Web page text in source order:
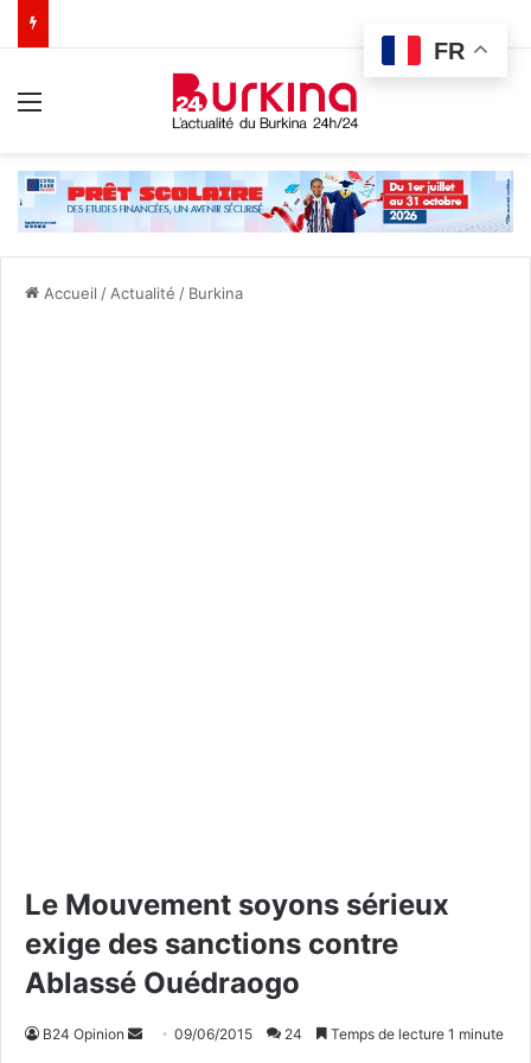
Accueil / Actualité / Burkina
Le Mouvement soyons sérieux
exige des sanctions contre
Ablassé Ouédraogo
B24 Opinion 09/06/2015 24 Temps de lecture 1 minute
FR